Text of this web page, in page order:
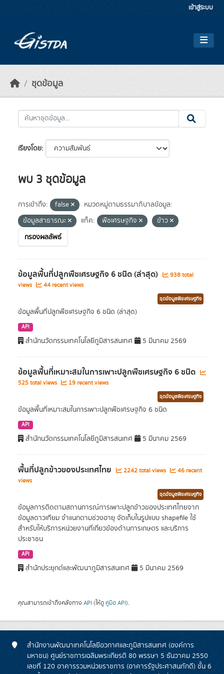
เข้าสู่ระบบ
ชุดข้อมูล
เรียงโดย
พบ 3 ชุดข้อมูล
การเข้าถึง: false
หมวดหมู่ตามธรรมาภิบาลข้อมูล:
ข้อมูลสาธารณะ
แท็ค: พืชเศรษฐกิจ
ข้าว
กรองผลลัพธ์
ข้อมูลพื้นที่ปลูกพืชเศรษฐกิจ 6 ชนิด (ล่าสุด)
938 total
views
44 recent views
ชุดข้อมูลพืชเศรษฐกิจ
ข้อมูลพื้นที่ปลูกพืชเศรษฐกิจ 6 ชนิด (ล่าสุด)
API
สำนักนวัตกรรมเทคโนโลยีภูมิสารสนเทศ 5 มีนาคม 2569
ข้อมูลพื้นที่เหมาะสมในการเพาะปลูกพืชเศรษฐกิจ 6 ชนิด
525 total views 19 recent views
ชุดข้อมูลพืชเศรษฐกิจ
ข้อมูลพื้นที่เหมาะสมในการเพาะปลูกพืชเศรษฐกิจ 6 ชนิด
API
สำนักนวัตกรรมเทคโนโลยีภูมิสารสนเทศ 5 มีนาคม 2569
พื้นที่ปลูกข้าวของประเทศไทย 2242 total views
46 recent
views
ชุดข้อมูลพืชเศรษฐกิจ
ข้อมูลการติดตามสถานการณ์การเพาะปลูกข้าวของประเทศไทยจาก
ข้อมูลดาวเทียม จำแนกตามช่วงอายุ จัดเก็บในรูปแบบ shapefile ใช้
สำหรับให้บริการหน่วยงานที่เกี่ยวข้องด้านการเกษตร และบริการ
ประชาชน
API
สำนักประยุกต์และพัฒนาภูมิสารสนเทศ 5 มีนาคม 2569
คุณสามารถเข้าถึงคลังทาง API (ให้ดู คู่มือ API).
สำนักงานพัฒนาเทคโนโลยีอวกาศและภูมิสารสนเทศ (องค์การ
มหาชน) ศูนย์ราชการเฉลิมพระเกียรติ 80 พรรษา 5 ธันวาคม 2550
เลขที่ 120 อาคารรวมหน่วยราชการ (อาคารรัฐประศาสนภักดี) ชั้น 6